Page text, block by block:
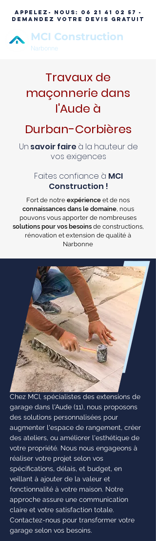
APPELEZ- NOUS:
06 21 41 02 57 -
DEMANDEZ VOTRE DEVIS GRATUIT
MCI Construction
Narbonne
Travaux de
maçonnerie dans
l'Aude à
Durban-Corbières
Un savoir faire à la hauteur de
vos exigences
Faites confiance à MCI
Construction !
Fort de notre expérience et de nos
connaissances dans le domaine, nous
pouvons vous apporter de nombreuses
solutions pour vos besoinsde constructions,
rénovation et extension de qualité à
Narbonne
Chez MCI, spécialistes des extensions de
garage dans l'Aude (11), nous proposons
des solutions personnalisées pour
augmenter l'espace de rangement, créer
des ateliers, ou améliorer l'esthétique de
votre propriété. Nous nous engageons à
réaliser votre projet selon vos
spécifications, délais, et budget, en
veillant à ajouter de la valeur et
fonctionnalité à votre maison. Notre
approche assure une communication
claire et votre satisfaction totale.
Contactez-nous pour transformer votre
garage selon vos besoins.